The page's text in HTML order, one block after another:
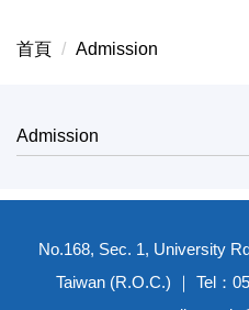
首頁 Admission
Admission
No.168, Sec. 1, University
Taiwan (R.O.C.) ｜ Tel：